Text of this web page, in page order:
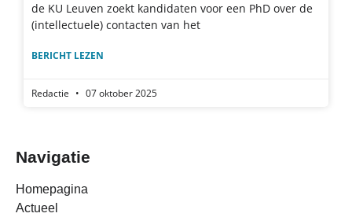
de KU Leuven zoekt kandidaten voor een PhD over de
(intellectuele) contacten van het
BERICHT LEZEN
Redactie 07 oktober 2025
Navigatie
Homepagina
Actueel